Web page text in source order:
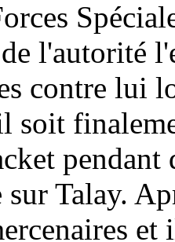
l'autorité
contre lui
soit
Talay.
et